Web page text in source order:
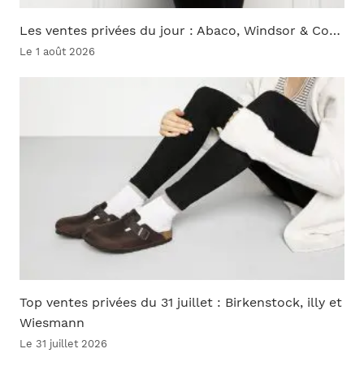
Les ventes privées du jour : Abaco, Windsor & Co…
Le 1 août 2026
Top ventes privées du 31 juillet : Birkenstock, illy et
Wiesmann
Le 31 juillet 2026